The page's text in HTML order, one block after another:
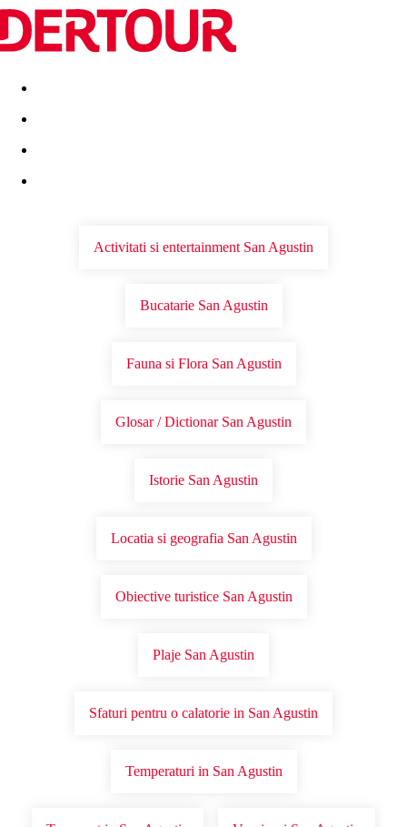
Destinatii Vacanta perfecta OFERTE DE NERATAT
Activitati si entertainment San Agustin
Bucatarie San Agustin
Fauna si Flora San Agustin
Glosar / Dictionar San Agustin
Istorie San Agustin
Locatia si geografia San Agustin
Obiective turistice San Agustin
Plaje San Agustin
Sfaturi pentru o calatorie in San Agustin
Temperaturi in San Agustin